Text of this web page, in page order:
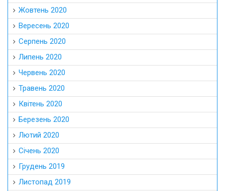
Жовтень 2020
Вересень 2020
Серпень 2020
Липень 2020
Червень 2020
Травень 2020
Квітень 2020
Березень 2020
Лютий 2020
Січень 2020
Грудень 2019
Листопад 2019